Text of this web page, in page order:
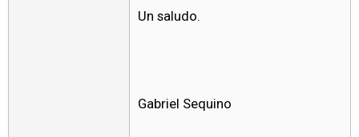
Un saludo.
Gabriel Sequino